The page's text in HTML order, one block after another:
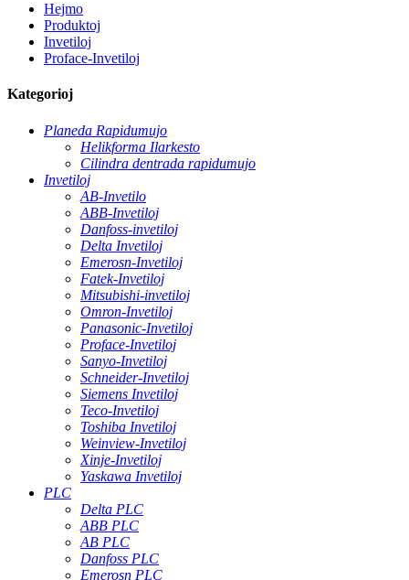
Hejmo
Produktoj
Invetiloj
Proface-Invetiloj
Kategorioj
Planeda Rapidumujo
Helikforma Ilarkesto
Cilindra dentrada rapidumujo
Invetiloj
AB-Invetilo
ABB-Invetiloj
Danfoss-invetiloj
Delta Invetiloj
Emerosn-Invetiloj
Fatek-Invetiloj
Mitsubishi-invetiloj
Omron-Invetiloj
Panasonic-Invetiloj
Proface-Invetiloj
Sanyo-Invetiloj
Schneider-Invetiloj
Siemens Invetiloj
Teco-Invetiloj
Toshiba Invetiloj
Weinview-Invetiloj
Xinje-Invetiloj
Yaskawa Invetiloj
PLC
Delta PLC
ABB PLC
AB PLC
Danfoss PLC
Emerosn PLC